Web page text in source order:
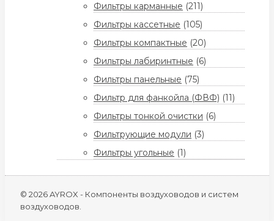
Фильтры карманные (211)
Фильтры кассетные (105)
Фильтры компактные (20)
Фильтры лабиринтные (6)
Фильтры панельные (75)
Фильтр для фанкойла (ФВФ) (11)
Фильтры тонкой очистки (6)
Фильтрующие модули (3)
Фильтры угольные (1)
© 2026 AYROX - Компоненты воздуховодов и систем
воздуховодов.